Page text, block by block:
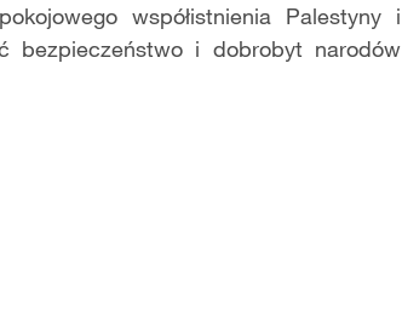
współistnienia Palestyny i
bezpieczeństwo i dobrobyt narodów